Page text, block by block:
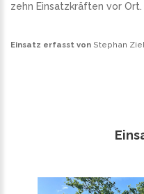
zehn Einsatzkräften vor Ort.
Einsatz erfasst von Stephan